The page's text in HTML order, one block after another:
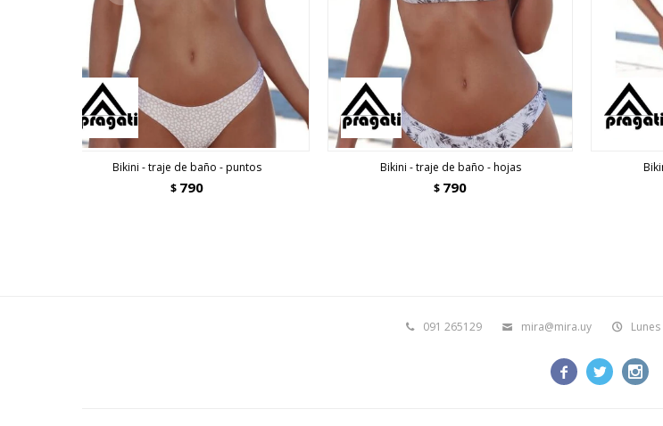
Bikini - traje de baño - puntos
$ 790
Bikini - traje de baño - hojas
$ 790
091 265129 mira@mira.uy
  